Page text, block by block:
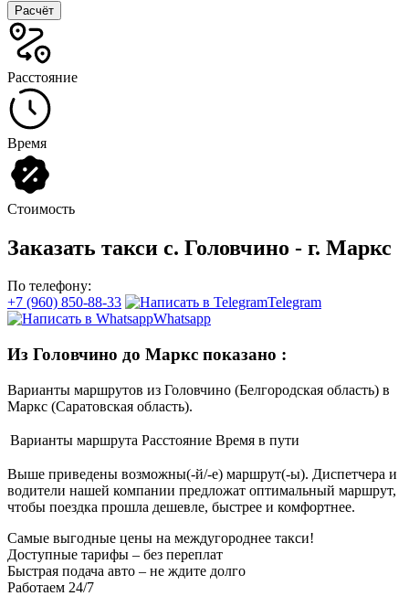
Расчёт
Расстояние
Время
Стоимость
Заказать такси с. Головчино - г. Маркс
По телефону:
+7 (960) 850-88-33
Telegram
Whatsapp
Из Головчино до Маркс показано :
Варианты маршрутов из Головчино (Белгородская область) в
Маркс (Саратовская область).
Варианты маршрута Расстояние Время в пути
Выше приведены возможны(-й/-е) маршрут(-ы). Диспетчера и
водители нашей компании предложат оптимальный маршрут,
чтобы поездка прошла дешевле, быстрее и комфортнее.
Самые выгодные цены на междугороднее такси!
Доступные тарифы – без переплат
Быстрая подача авто – не ждите долго
Работаем 24/7